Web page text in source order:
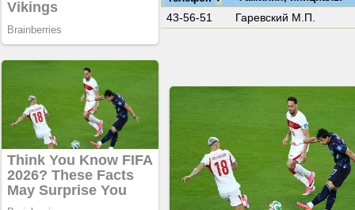
43-56-51 Гаревский М.П.